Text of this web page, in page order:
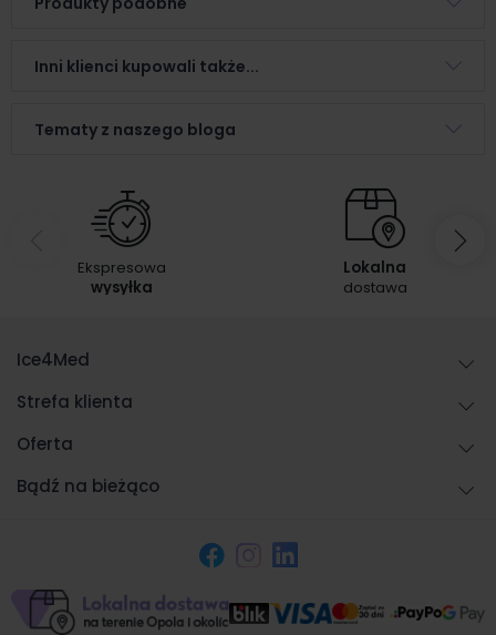
Inni klienci kupowali także...
Tematy z naszego bloga
Ekspresowa
wysyłka
Lokalna
dostawa
Ice4Med
Strefa klienta
Oferta
Bądź na bieżąco